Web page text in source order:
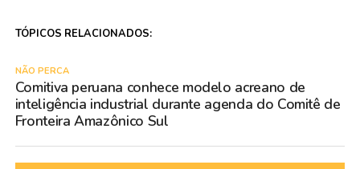
TÓPICOS RELACIONADOS:
NÃO PERCA
Comitiva peruana conhece modelo acreano de
inteligência industrial durante agenda do Comitê de
Fronteira Amazônico Sul